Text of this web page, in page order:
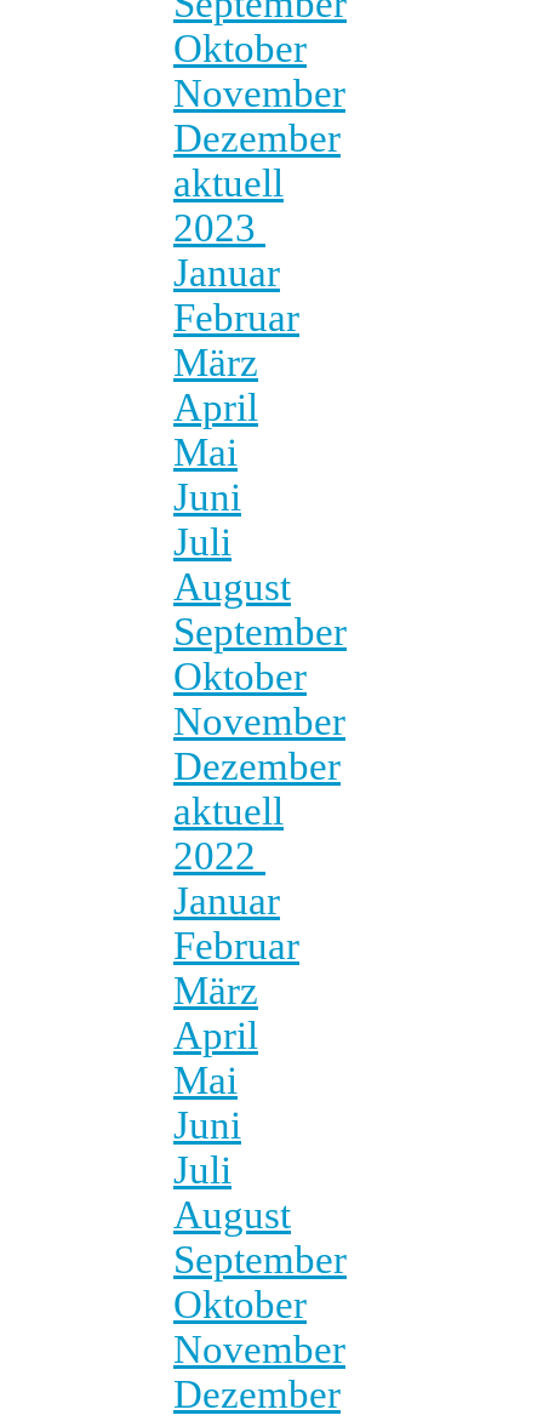
Oktober
November
Dezember
aktuell
2023
Januar
Februar
März
April
Mai
Juni
Juli
August
September
Oktober
November
Dezember
aktuell
2022
Januar
Februar
März
April
Mai
Juni
Juli
August
September
Oktober
November
Dezember